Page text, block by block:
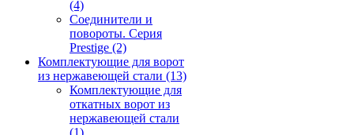
(4)
Соединители и
повороты. Серия
Prestige (2)
Комплектующие для ворот
из нержавеющей стали (13)
Комплектующие для
откатных ворот из
нержавеющей стали
(1)